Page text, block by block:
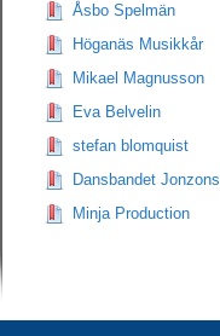
Åsbo Spelmän
Höganäs Musikkår
Mikael Magnusson
Eva Belvelin
stefan blomquist
Dansbandet Jonzons
Minja Production